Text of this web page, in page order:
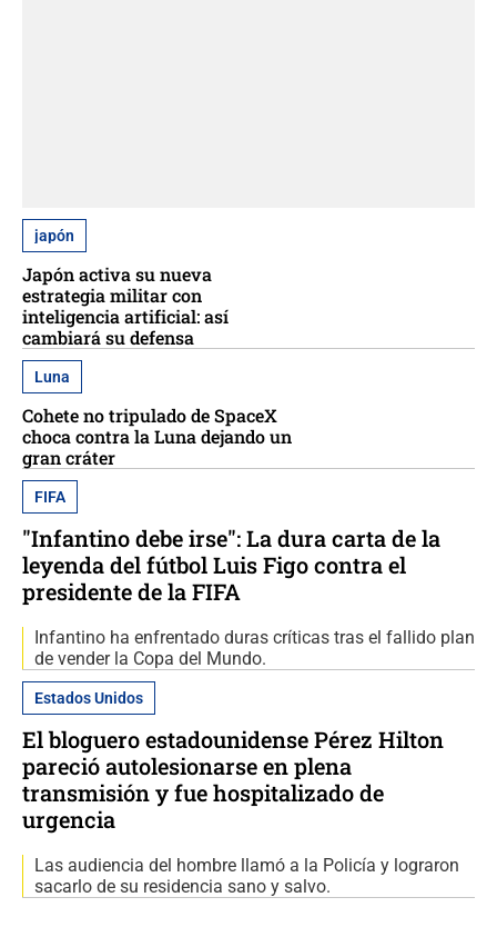
japón
Japón activa su nueva
estrategia militar con
inteligencia artificial: así
cambiará su defensa
Luna
Cohete no tripulado de SpaceX
choca contra la Luna dejando un
gran cráter
FIFA
"Infantino debe irse": La dura carta de la
leyenda del fútbol Luis Figo contra el
presidente de la FIFA
Infantino ha enfrentado duras críticas tras el fallido plan
de vender la Copa del Mundo.
Estados Unidos
El bloguero estadounidense Pérez Hilton
pareció autolesionarse en plena
transmisión y fue hospitalizado de
urgencia
Las audiencia del hombre llamó a la Policía y lograron
sacarlo de su residencia sano y salvo.